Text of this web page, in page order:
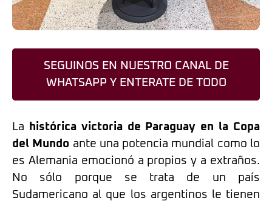
SEGUINOS EN NUESTRO CANAL DE
WHATSAPP Y ENTERATE DE TODO
La
histórica victoria de Paraguay en la Copa
del Mundo ante una potencia mundial como lo
es Alemania emocionó a propios y a extraños.
No sólo porque se trata de un país
Sudamericano al que los argentinos le tienen